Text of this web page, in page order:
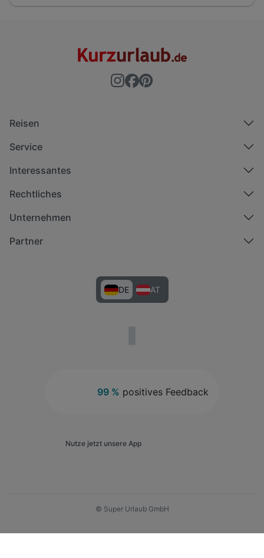
99 % positives Feedback
Reisen
Service
Interessantes
Rechtliches
Unternehmen
Partner
DE AT
Nutze jetzt unsere App
© Super Urlaub GmbH